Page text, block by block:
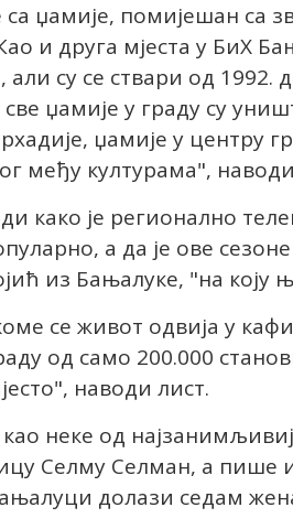
са џамије, помијешан са
и друга мјеста у БиХ
али су се ствари од
џамије у граду су
џамије у центру
међу културама",
како је регионално
а да је ове
из Бањалуке, "на коју
се живот одвија у
од само 200.000
наводи лист.
као неке од
Селму Селман, а пише
долази седам